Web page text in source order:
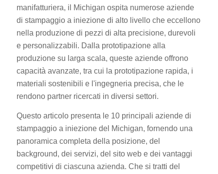
manifatturiera, il Michigan ospita numerose aziende
di stampaggio a iniezione di alto livello che eccellono
nella produzione di pezzi di alta precisione, durevoli
e personalizzabili. Dalla prototipazione alla
produzione su larga scala, queste aziende offrono
capacità avanzate, tra cui la prototipazione rapida, i
materiali sostenibili e l'ingegneria precisa, che le
rendono partner ricercati in diversi settori.
Questo articolo presenta le 10 principali aziende di
stampaggio a iniezione del Michigan, fornendo una
panoramica completa della posizione, del
background, dei servizi, del sito web e dei vantaggi
competitivi di ciascuna azienda. Che si tratti del